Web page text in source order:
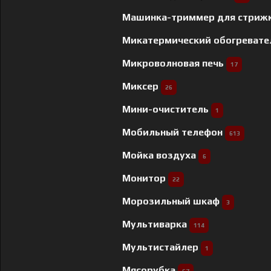
Машинка-триммер для
Микатермический
Микроволновая печь 17
Миксер 26
Мини-очиститель 1
Мобильный телефон 613
Мойка воздуха 6
Монитор 22
Морозильный шкаф 3
Мультиварка 114
Мультистайлер 1